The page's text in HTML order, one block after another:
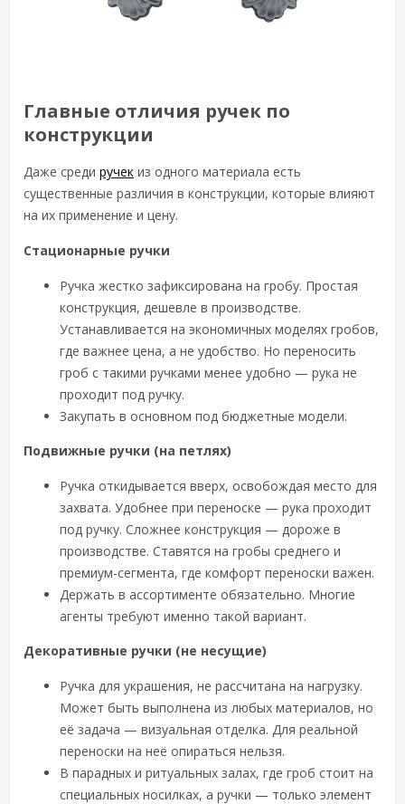
Главные отличия ручек по
конструкции
Даже среди ручек из одного материала есть
существенные различия в конструкции, которые влияют
на их применение и цену.
Стационарные ручки
Ручка жестко зафиксирована на гробу. Простая
конструкция, дешевле в производстве.
Устанавливается на экономичных моделях гробов,
где важнее цена, а не удобство. Но переносить
гроб с такими ручками менее удобно — рука не
проходит под ручку.
Закупать в основном под бюджетные модели.
Подвижные ручки (на петлях)
Ручка откидывается вверх, освобождая место для
захвата. Удобнее при переноске — рука проходит
под ручку. Сложнее конструкция — дороже в
производстве. Ставятся на гробы среднего и
премиум-сегмента, где комфорт переноски важен.
Держать в ассортименте обязательно. Многие
агенты требуют именно такой вариант.
Декоративные ручки (не несущие)
Ручка для украшения, не рассчитана на нагрузку.
Может быть выполнена из любых материалов, но
её задача — визуальная отделка. Для реальной
переноски на неё опираться нельзя.
В парадных и ритуальных залах, где гроб стоит на
специальных носилках, а ручки — только элемент